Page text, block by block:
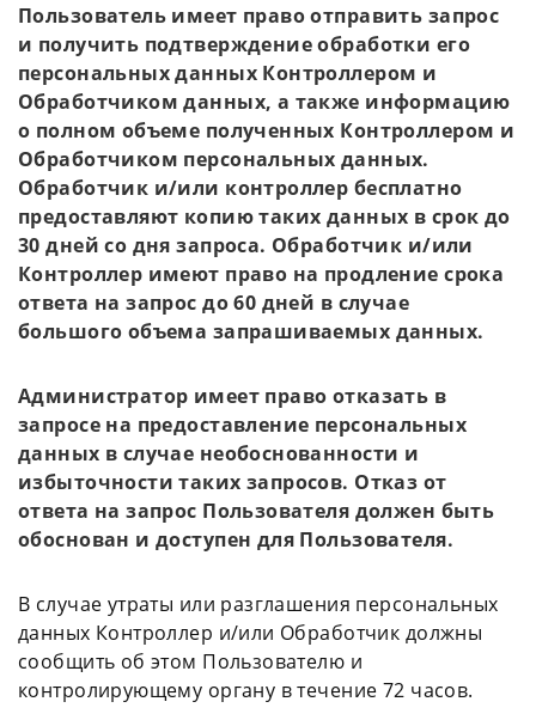
Пользователь имеет право отправить запрос
и получить подтверждение обработки его
персональных данных Контроллером и
Обработчиком данных, а также информацию
о полном объеме полученных Контроллером и
Обработчиком персональных данных.
Обработчик и/или контроллер бесплатно
предоставляют копию таких данных в срок до
30 дней со дня запроса. Обработчик и/или
Контроллер имеют право на продление срока
ответа на запрос до 60 дней в случае
большого объема запрашиваемых данных.
Администратор имеет право отказать в
запросе на предоставление персональных
данных в случае необоснованности и
избыточности таких запросов. Отказ от
ответа на запрос Пользователя должен быть
обоснован и доступен для Пользователя.
В случае утраты или разглашения персональных
данных Контроллер и/или Обработчик должны
сообщить об этом Пользователю и
контролирующему органу в течение 72 часов.